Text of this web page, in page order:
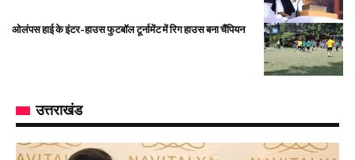
ओलंपस हाई के इंटर-हाउस फुटबॉल टूर्नामेंट में रिग हाउस बना चैंपियन
उत्तराखंड